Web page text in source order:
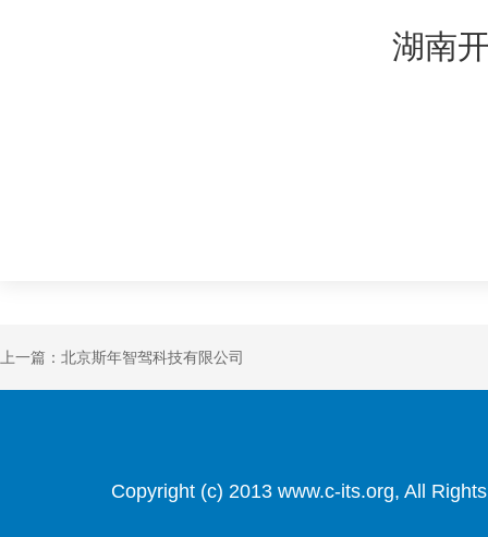
湖南
上一篇：北京斯年智驾科技有限公司
Copyright (c) 2013 www.c-its.org, All